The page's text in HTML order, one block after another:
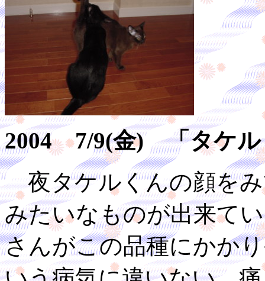
2004 7/9(金) 「タケル
夜タケルくんの顔をみ
みたいなものが出来て
さんがこの品種にかか